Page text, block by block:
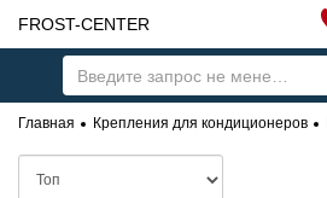
FROST-CENTER
Главная Крепления для кондиционеров